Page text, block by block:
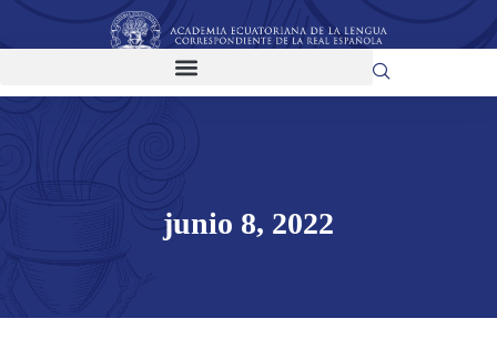
junio 8, 2022